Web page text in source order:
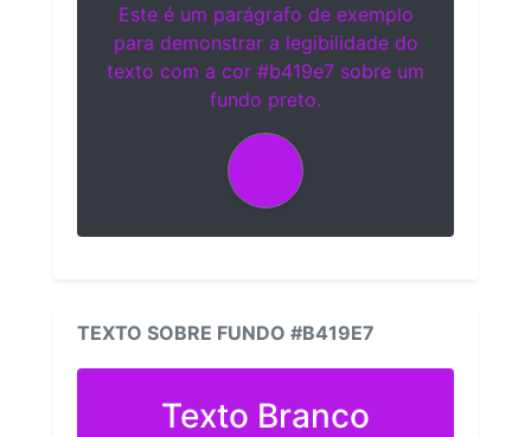
Este é um parágrafo de exemplo
para demonstrar a legibilidade do
texto com a cor #b419e7 sobre um
fundo preto.
TEXTO SOBRE FUNDO #B419E7
Texto Branco